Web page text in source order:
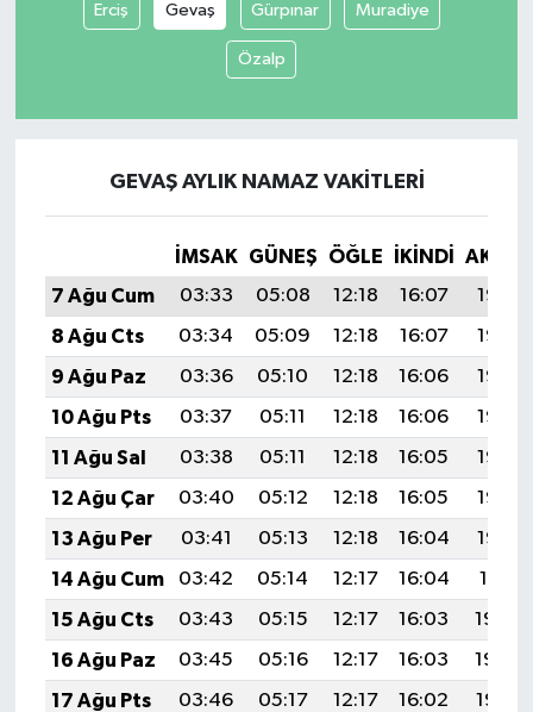
Erciş Gevaş Gürpınar Muradiye
Özalp
GEVAŞ AYLIK NAMAZ VAKITLERI
İMSAK GÜNEŞ ÖĞLE İKINDI
7 Ağu Cum
03:33 05:08 12:18 16:07
19:19
8 Ağu Cts
03:34 05:09 12:18 16:07
19:18
9 Ağu Paz
03:36 05:10 12:18 16:06
19:17
10 Ağu Pts
03:37 05:11 12:18 16:06
19:16
11 Ağu Sal
03:38 05:11 12:18 16:05
19:14
12 Ağu Çar
03:40 05:12 12:18 16:05
19:13
13 Ağu Per
03:41 05:13 12:18 16:04
19:12
14 Ağu Cum
03:42 05:14 12:17 16:04
19:11
15 Ağu Cts
03:43 05:15 12:17 16:03
19:09
16 Ağu Paz
03:45 05:16 12:17 16:03
19:08
17 Ağu Pts
03:46 05:17 12:17 16:02
19:07